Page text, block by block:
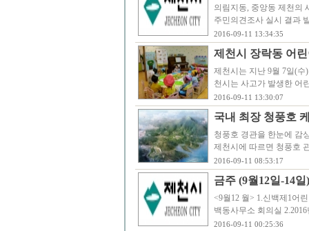
의림지동, 중앙동 제천의
주민의견조사 실시 결과
2016-09-11 13:34:35
제천시 장락동 어
제천시는 지난 9월 7일(
천시는 사고가 발생한 어
2016-09-11 13:30:07
국내 최장 청풍호
청풍호 경관을 한눈에 감
제천시에 따르면 청풍호
2016-09-11 08:53:17
금주 (9월12일-14
<9월12 월> 1.신백제1어
백동사무소 회의실
2016-09-11 00:25:36